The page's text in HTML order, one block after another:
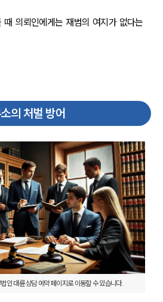
때 의뢰인에게는 재범의 여지가 없다는
의 처벌 방어
인 대륜 상담 예약 페이지로 이동할 수 있습니다.